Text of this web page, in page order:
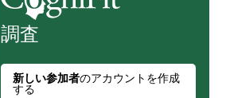
調査
新しい参加者のアカウントを作成
する